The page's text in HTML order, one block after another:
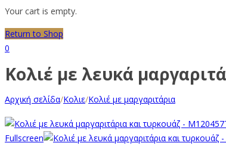
Your cart is empty.
Return to Shop
0
Κολιέ με λευκά
Αρχική σελίδα/Κολιε/Κολιέ με μαργαριτάρια
Fullscreen